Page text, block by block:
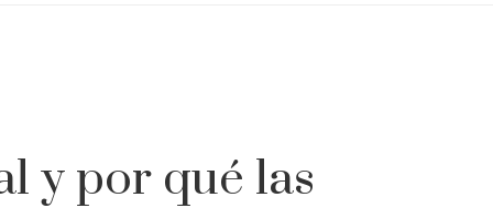
y por qué las